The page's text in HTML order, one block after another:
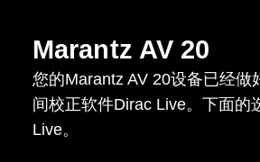
Marantz AV 20
您的Marantz AV 20设备已经
间校正软件Dirac Live。下面的
Live。